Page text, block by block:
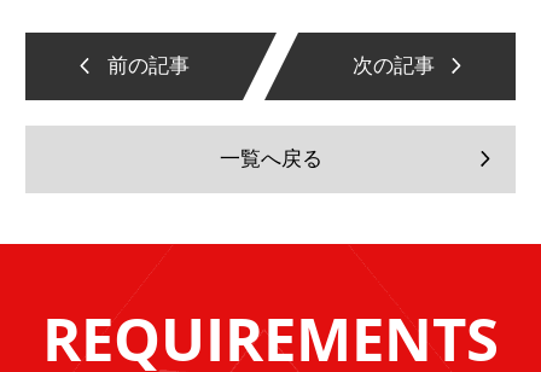
前の記事 次の記事
一覧へ戻る
REQUIREMENTS